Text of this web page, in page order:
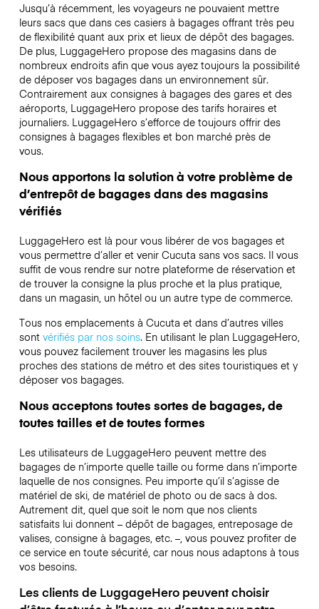
Jusqu’à récemment, les voyageurs ne pouvaient mettre
leurs sacs que dans ces casiers à bagages offrant très peu
de flexibilité quant aux prix et lieux de dépôt des bagages.
De plus, LuggageHero propose des magasins dans de
nombreux endroits afin que vous ayez toujours la possibilité
de déposer vos bagages dans un environnement sûr.
Contrairement aux consignes à bagages des gares et des
aéroports, LuggageHero propose des tarifs horaires et
journaliers. LuggageHero s’efforce de toujours offrir des
consignes à bagages flexibles et bon marché près de
vous.
Nous apportons la solution à votre problème de
d’entrepôt de bagages dans des magasins
vérifiés
LuggageHero est là pour vous libérer de vos bagages et
vous permettre d’aller et venir Cucuta sans vos sacs. Il vous
suffit de vous rendre sur notre plateforme de réservation et
de trouver la consigne la plus proche et la plus pratique,
dans un magasin, un hôtel ou un autre type de commerce.
Tous nos emplacements à Cucuta et dans d’autres villes
sont vérifiés par nos soins. En utilisant le plan LuggageHero,
vous pouvez facilement trouver les magasins les plus
proches des stations de métro et des sites touristiques et y
déposer vos bagages.
Nous acceptons toutes sortes de bagages, de
toutes tailles et de toutes formes
Les utilisateurs de LuggageHero peuvent mettre des
bagages de n’importe quelle taille ou forme dans n’importe
laquelle de nos consignes. Peu importe qu’il s’agisse de
matériel de ski, de matériel de photo ou de sacs à dos.
Autrement dit, quel que soit le nom que nos clients
satisfaits lui donnent – dépôt de bagages, entreposage de
valises, consigne à bagages, etc. –, vous pouvez profiter de
ce service en toute sécurité, car nous nous adaptons à tous
vos besoins.
Les clients de LuggageHero peuvent choisir